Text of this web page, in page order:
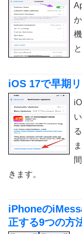
iOS 17で早期
きます。
iPhoneの
正する9つの方